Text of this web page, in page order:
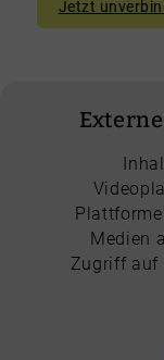
Jetzt
Medien
Zugriff auf